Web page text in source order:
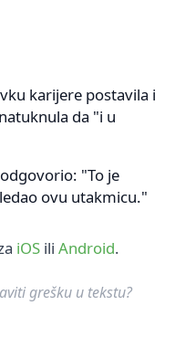
karijere postavila i
da "i u
"To je
ovu utakmicu."
iOS ili Android.
grešku u tekstu?